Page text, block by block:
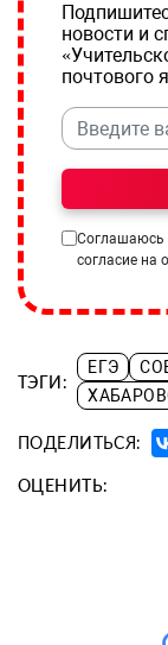
новости и
почтового
Соглашаюсь
согласие на
ТЭГИ:
ЕГЭ
ПОДЕЛИТЬСЯ:
ОЦЕНИТЬ: